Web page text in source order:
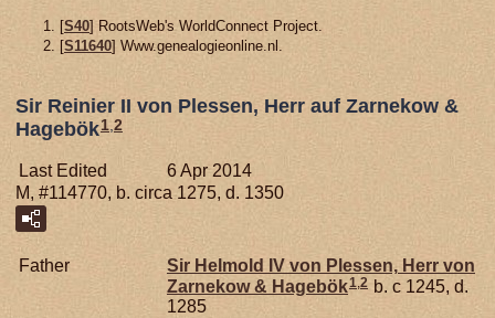
[S40] RootsWeb's WorldConnect Project.
[S11640] Www.genealogieonline.nl.
Sir Reinier II von Plessen, Herr auf Zarnekow &
Hagebök1,2
Last Edited
6 Apr 2014
M, #114770, b. circa 1275, d. 1350
Father Sir Helmold IV von Plessen, Herr von
Zarnekow & Hagebök1,2 b. c 1245, d.
1285